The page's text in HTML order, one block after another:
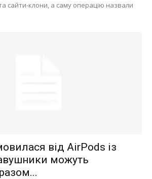
сайти-клони, а саму операцію назвали
від AirPods із
можуть